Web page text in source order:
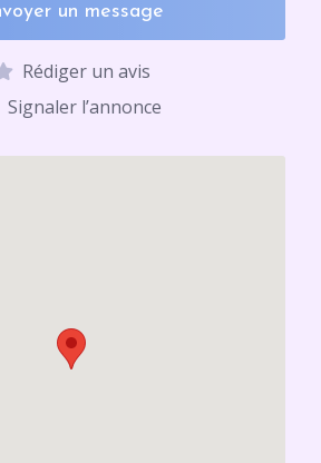
un message
Rédiger un avis
Signaler l’annonce